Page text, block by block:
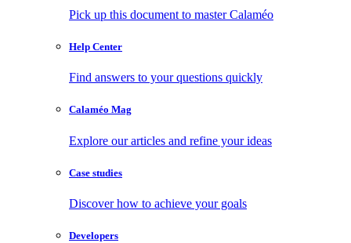
Pick up this document to master Calaméo
Help Center
Find answers to your questions quickly
Calaméo Mag
Explore our articles and refine your ideas
Case studies
Discover how to achieve your goals
Developers